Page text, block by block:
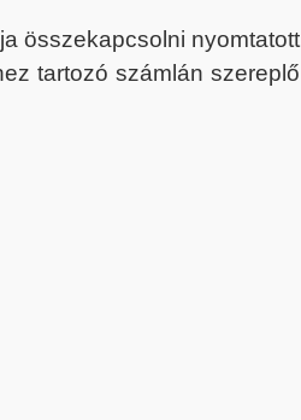
összekapcsolni nyomtatott
tartozó számlán szereplő